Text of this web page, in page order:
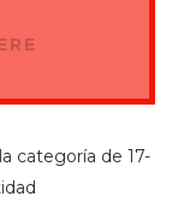
categoría de 17-